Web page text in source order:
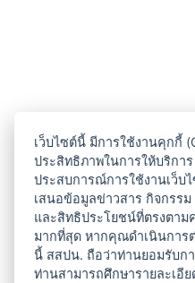
เว็บไซต์นี้ มีการใช้งานคุกกี้
ประสิทธิภาพในการให้บริกา
ประสบการณ์การใช้งานเว็บ
เสนอข้อมูลข่าวสาร กิจกรร
และสิทธิประโยชน์ที่ตรงตา
มากที่สุด หากคุณดำเนินการ
นี้ สสปน. ถือว่าท่านยอมรับก
ท่านสามารถศึกษารายละเอีย